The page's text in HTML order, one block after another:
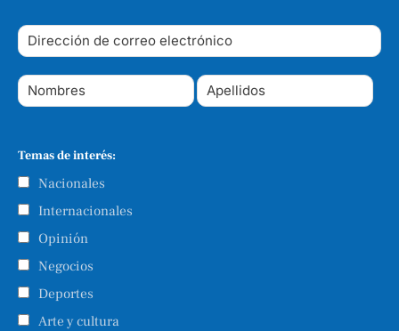
Temas de interés:
Nacionales
Internacionales
Opinión
Negocios
Deportes
Arte y cultura